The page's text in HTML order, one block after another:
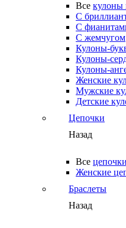
Все кулоны
С
С
С жемчугом
Кулоны-
Кулоны-
Кулоны-
Женские
Мужские
Детские
Цепочки
Назад
Все
Женские
Браслеты
Назад